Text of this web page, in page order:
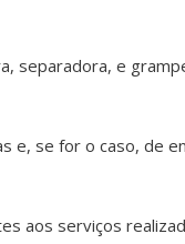
separadora, e
e, se for o caso, de
aos serviços